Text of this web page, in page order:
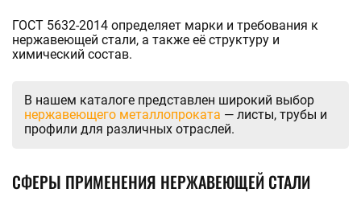
ГОСТ 5632-2014 определяет марки и требования к
нержавеющей стали, а также её структуру и
химический состав.
В нашем каталоге представлен широкий выбор
нержавеющего металлопроката — листы, трубы и
профили для различных отраслей.
СФЕРЫ ПРИМЕНЕНИЯ НЕРЖАВЕЮЩЕЙ СТАЛИ